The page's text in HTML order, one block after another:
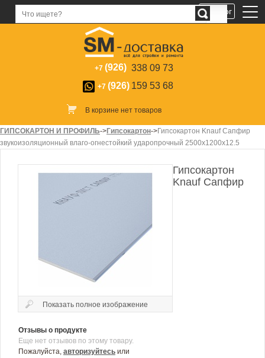
+7 (926) 338 09 73
+7 (926) 159 53 68
В корзине нет товаров
ГИПСОКАРТОН И ПРОФИЛЬ->Гипсокартон->Гипсокартон Knauf Сапфир
звукоизоляционный влаго-огнестойкий ударопрочный 2500х1200х12.5
Показать полное изображение
Отзывы о продукте
Еще нет отзывов по этому товару.
Пожалуйста, авторизуйтесь или
Гипсокартон
Knauf Сапфир
Каталог